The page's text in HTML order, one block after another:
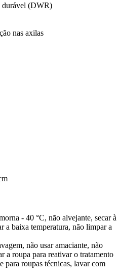
durável (DWR)
nas axilas
- 40 °C, não alvejante, secar à
a baixa temperatura, não limpar a
não usar amaciante, não
a roupa para reativar o tratamento
para roupas técnicas, lavar com